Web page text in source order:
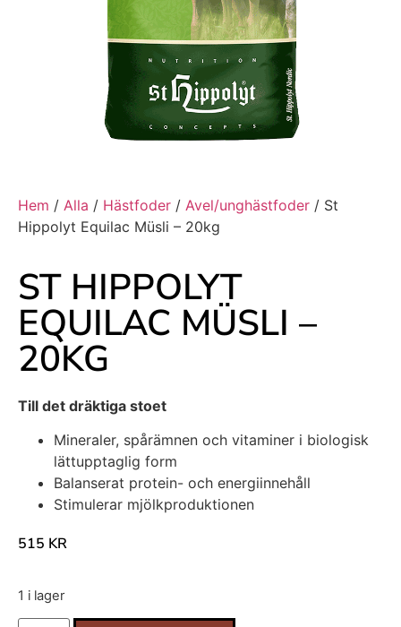
Hem / Alla / Hästfoder / Avel/unghästfoder / St
Hippolyt Equilac Müsli – 20kg
ST HIPPOLYT
EQUILAC MÜSLI –
20KG
Till det dräktiga stoet
Mineraler, spårämnen och vitaminer i biologisk
lättupptaglig form
Balanserat protein- och energiinnehåll
Stimulerar mjölkproduktionen
515 KR
1 i lager